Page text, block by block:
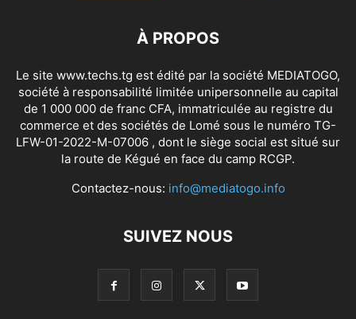
À PROPOS
Le site www.techs.tg est édité par la société MEDIATOGO,
société à responsabilité limitée unipersonnelle au capital
de 1 000 000 de franc CFA, immatriculée au registre du
commerce et des sociétés de Lomé sous le numéro TG-
LFW-01-2022-M-07006 , dont le siège social est situé sur
la route de Kégué en face du camp RCGP.
Contactez-nous: info@mediatogo.info
SUIVEZ NOUS